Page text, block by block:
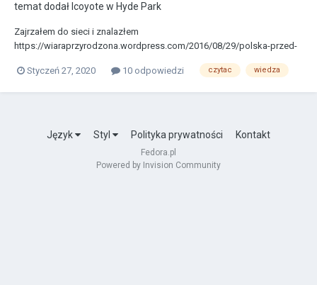
temat dodał lcoyote w Hyde Park
Zajrzałem do sieci i znalazłem
https://wiaraprzyrodzona.wordpress.com/2016/08/29/polska-przed-
https://wiaraprzyrodzona.wordpress.com/2018/07/21/dzisiejsza-
Styczeń 27, 2020 10 odpowiedzi czytac wiedza
Język Styl Polityka prywatności Kontakt
Fedora.pl
Powered by Invision Community